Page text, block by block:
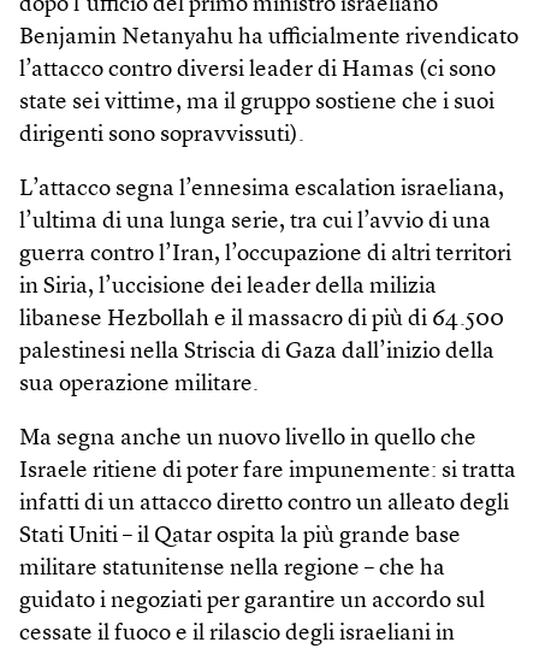
dopo l’ufficio del primo ministro israeliano
Benjamin Netanyahu ha ufficialmente rivendicato
l’attacco contro diversi leader di Hamas (ci sono
state sei vittime, ma il gruppo sostiene che i suoi
dirigenti sono sopravvissuti).
L’attacco segna l’ennesima escalation israeliana,
l’ultima di una lunga serie, tra cui l’avvio di una
guerra contro l’Iran, l’occupazione di altri territori
in Siria, l’uccisione dei leader della milizia
libanese Hezbollah e il massacro di più di 64.500
palestinesi nella Striscia di Gaza dall’inizio della
sua operazione militare.
Ma segna anche un nuovo livello in quello che
Israele ritiene di poter fare impunemente: si tratta
infatti di un attacco diretto contro un alleato degli
Stati Uniti – il Qatar ospita la più grande base
militare statunitense nella regione – che ha
guidato i negoziati per garantire un accordo sul
cessate il fuoco e il rilascio degli israeliani in